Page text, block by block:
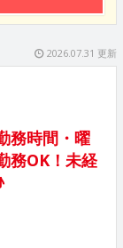
2026.07.31 更新
務時間・曜
務OK！未経